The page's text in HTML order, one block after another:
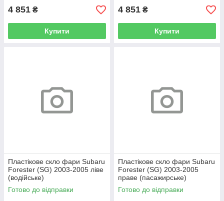
4 851 ₴
Купити
4 851 ₴
Купити
Пластікове скло фари Subaru
Forester (SG) 2003-2005 ліве
(водійське)
Готово до відправки
Пластікове скло фари Subaru
Forester (SG) 2003-2005
праве (пасажирське)
Готово до відправки